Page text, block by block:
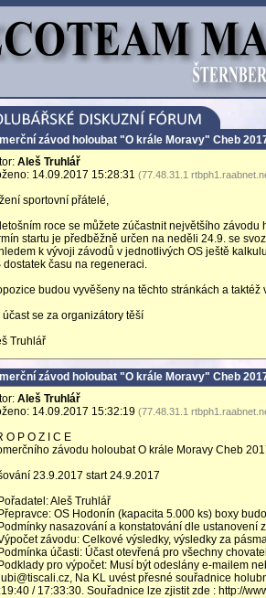
závod holoubat "O krále Moravy" Cheb
Aleš Truhlář
14.09.2017 15:28:31 (77.48.31.1
sportovní přátelé,
roce se můžete zúčastnit největšího závodu
startu je předběžně určen na neděli 24.9. se
k vývoji závodů v jednotlivých OS ještě
dostatek času na regeneraci.
budou vyvěšeny na těchto stránkách a taktéž
účast se za organizátory těší
Truhlář
závod holoubat "O krále Moravy" Cheb
Aleš Truhlář
14.09.2017 15:32:19 (77.48.31.1
O P O Z I C E
závodu holoubat O krále Moravy Cheb
23.9.2017 start 24.9.2017
Aleš Truhlář
OS Hodonín (kapacita 5.000 ks) boxy
nasazování a konstatování dle ustanovení
závodu: Celkové výsledky, výsledky za
účasti: Účast otevřená pro všechny
pro výpočet: Musí být odeslány e-mailem
Na KL uvést přesné souřadnice
/ 17:33:30. Souřadnice lze zjistit zde : http://